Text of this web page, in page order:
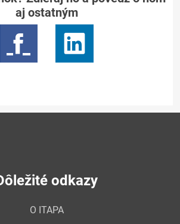
aj ostatným
odkazy
O ITAPA